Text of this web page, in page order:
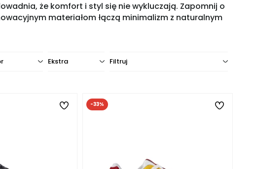
że komfort i styl się nie wykluczają. Zapomnij o
materiałom łączą minimalizm z naturalnym
Ekstra Filtruj
-33%